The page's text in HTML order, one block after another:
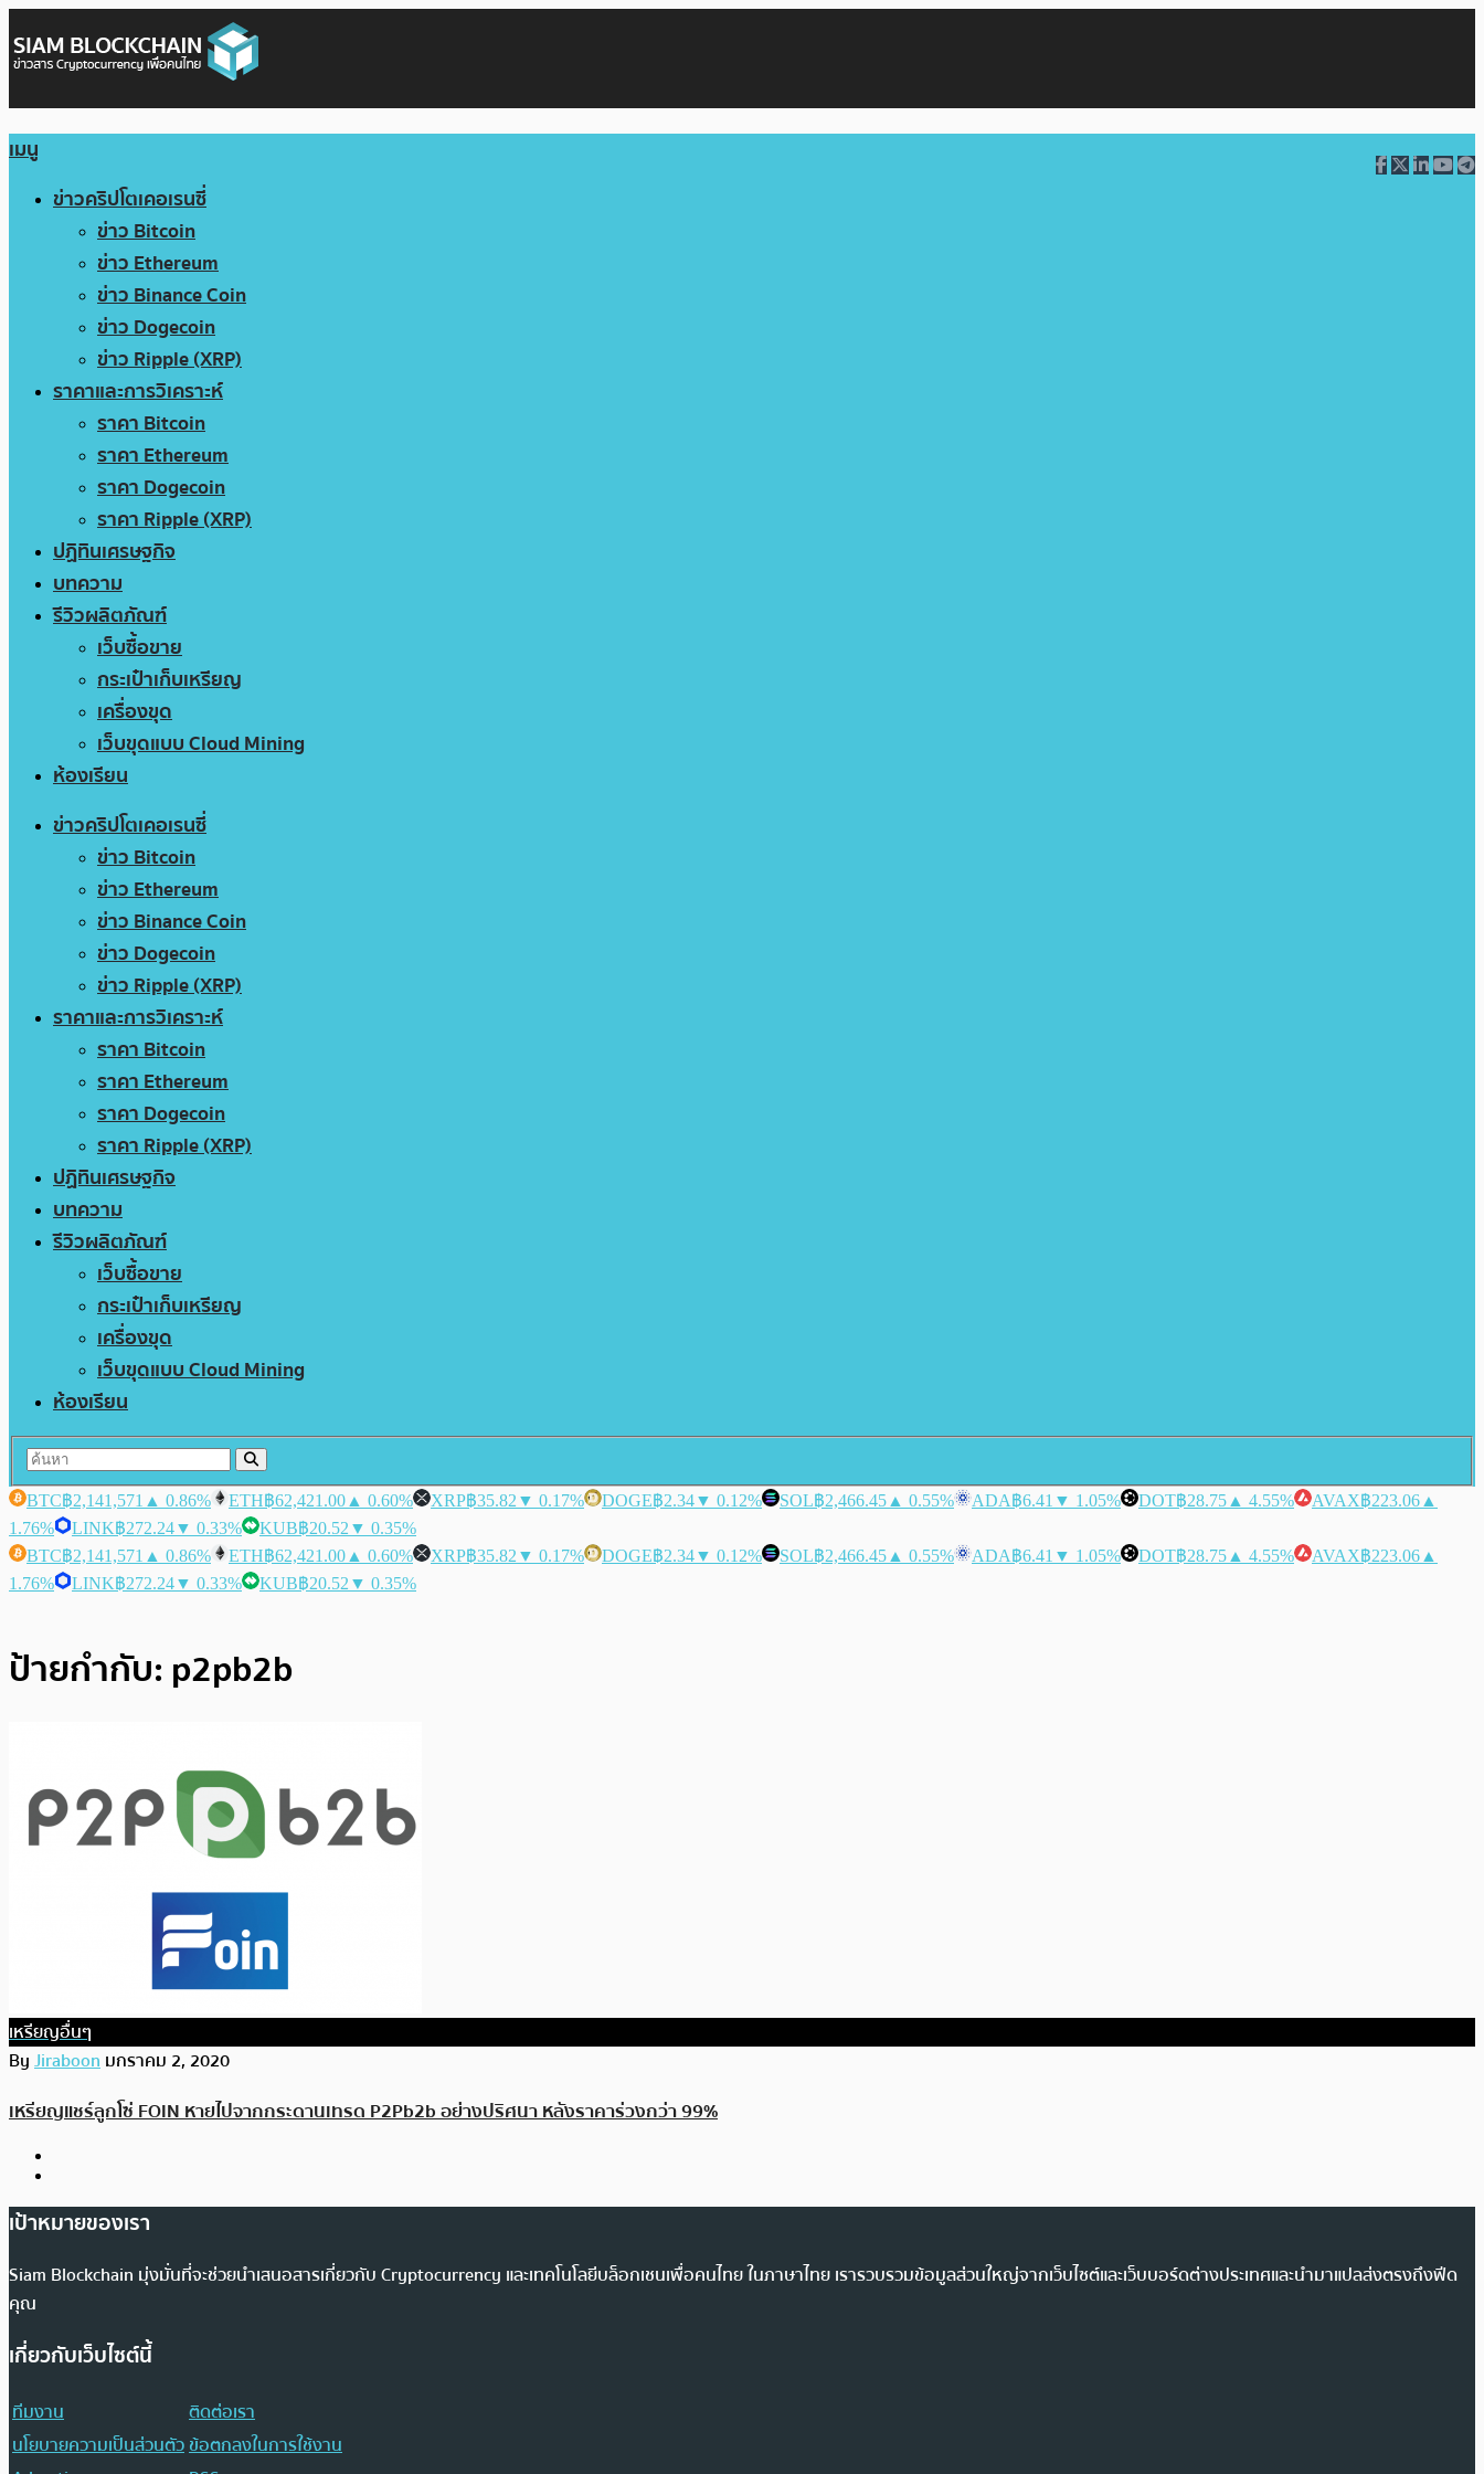
เมนู
ข่าวคริปโตเคอเรนซี่
ข่าว Bitcoin
ข่าว Ethereum
ข่าว Binance Coin
ข่าว Dogecoin
ข่าว Ripple (XRP)
ราคาและการวิเคราะห์
ราคา Bitcoin
ราคา Ethereum
ราคา Dogecoin
ราคา Ripple (XRP)
ปฏิทินเศรษฐกิจ
บทความ
รีวิวผลิตภัณฑ์
เว็บซื้อขาย
กระเป๋าเก็บเหรียญ
เครื่องขุด
เว็บขุดแบบ Cloud Mining
ห้องเรียน
ข่าวคริปโตเคอเรนซี่
ข่าว Bitcoin
ข่าว Ethereum
ข่าว Binance Coin
ข่าว Dogecoin
ข่าว Ripple (XRP)
ราคาและการวิเคราะห์
ราคา Bitcoin
ราคา Ethereum
ราคา Dogecoin
ราคา Ripple (XRP)
ปฏิทินเศรษฐกิจ
บทความ
รีวิวผลิตภัณฑ์
เว็บซื้อขาย
กระเป๋าเก็บเหรียญ
เครื่องขุด
เว็บขุดแบบ Cloud Mining
ห้องเรียน
BTC฿2,141,571 ▲ 0.86% ETH฿62,421.00 ▲ 0.60% XRP฿35.82 ▼ 0.17% DOGE฿2.34▼ 0.12% SOL฿2,466.45 ▲ 0.55% ADA฿6.41 ▼ 1.05% DOT฿28.75 ▲ 4.55% AVAX฿223.06 ▲
1.76%
LINK฿272.24▼ 0.33% KUB฿20.52 ▼ 0.35%
BTC฿2,141,571 ▲ 0.86% ETH฿62,421.00 ▲ 0.60% XRP฿35.82 ▼ 0.17% DOGE฿2.34▼ 0.12% SOL฿2,466.45 ▲ 0.55% ADA฿6.41 ▼ 1.05% DOT฿28.75 ▲ 4.55% AVAX฿223.06 ▲
1.76%
LINK฿272.24▼ 0.33% KUB฿20.52 ▼ 0.35%
ป้ายกำกับ: p2pb2b
เหรียญอื่นๆ
ByJiraboonมกราคม 2, 2020
เหรียญแชร์ลูกโซ่ FOIN หายไปจากกระดานเทรด P2Pb2b อย่างปริศนา หลังราคาร่วงกว่า 99%
เป้าหมายของเรา
Siam Blockchain มุ่งมั่นที่จะช่วยนำเสนอสารเกี่ยวกับ Cryptocurrency และเทคโนโลยีบล็อกเชนเพื่อคนไทย ในภาษาไทย เรารวบรวมข้อมูลส่วนใหญ่จากเว็บไซต์และเว็บบอร์ดต่างประเทศและนำมาแปลส่งตรงถึงฟีด
คุณ
เกี่ยวกับเว็บไซต์นี้
ทีมงาน
ติดต่อเรา
นโยบายความเป็นส่วนตัวข้อตกลงในการใช้งาน